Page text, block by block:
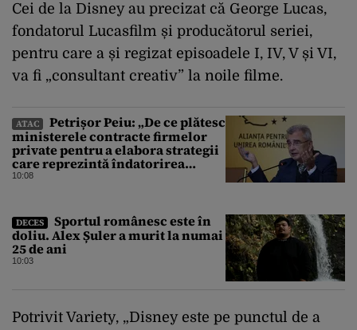
Cei de la Disney au precizat că George Lucas,
fondatorul Lucasfilm și producătorul seriei,
pentru care a și regizat episoadele I, IV, V și VI,
va fi „consultant creativ” la noile filme.
ATAC
Petrișor Peiu: „De ce plătesc
ministerele contracte firmelor
private pentru a elabora strategii
care reprezintă îndatorirea
angajaților din minister?”
10:08
DECES
Sportul românesc este în
doliu. Alex Șuler a murit la numai
25 de ani
10:03
Potrivit Variety, „Disney este pe punctul de a